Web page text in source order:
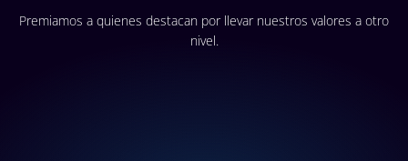
Premiamos a quienes destacan por llevar nuestros valores a otro
nivel.